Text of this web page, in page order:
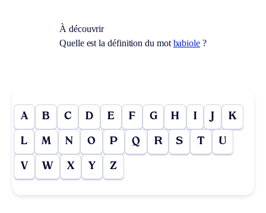
À découvrir
Quelle est la définition du mot babiole ?
A B C D E F G H I J K
L M N O P Q R S T U
V W X Y Z